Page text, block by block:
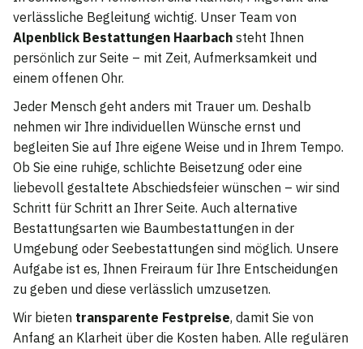
verlässliche Begleitung wichtig. Unser Team von
Alpenblick Bestattungen Haarbach steht Ihnen
persönlich zur Seite – mit Zeit, Aufmerksamkeit und
einem offenen Ohr.
Jeder Mensch geht anders mit Trauer um. Deshalb
nehmen wir Ihre individuellen Wünsche ernst und
begleiten Sie auf Ihre eigene Weise und in Ihrem Tempo.
Ob Sie eine ruhige, schlichte Beisetzung oder eine
liebevoll gestaltete Abschiedsfeier wünschen – wir sind
Schritt für Schritt an Ihrer Seite. Auch alternative
Bestattungsarten wie Baumbestattungen in der
Umgebung oder Seebestattungen sind möglich. Unsere
Aufgabe ist es, Ihnen Freiraum für Ihre Entscheidungen
zu geben und diese verlässlich umzusetzen.
Wir bieten transparente Festpreise, damit Sie von
Anfang an Klarheit über die Kosten haben. Alle regulären